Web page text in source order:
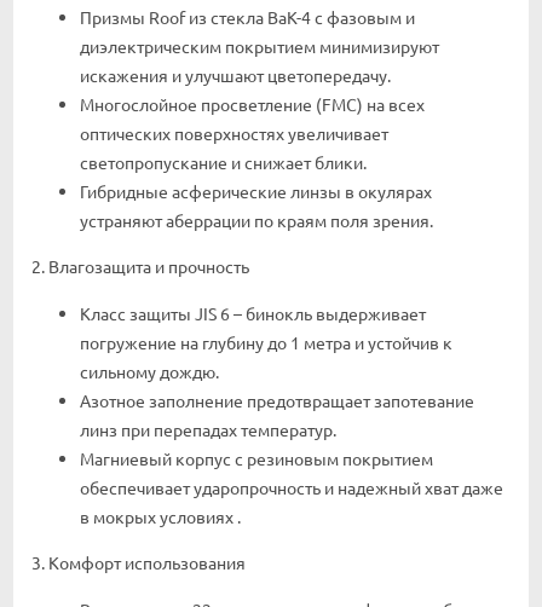
Призмы Roof из стекла BaK-4 с фазовым и
диэлектрическим покрытием минимизируют
искажения и улучшают цветопередачу.
Многослойное просветление (FMC) на всех
оптических поверхностях увеличивает
светопропускание и снижает блики.
Гибридные асферические линзы в окулярах
устраняют аберрации по краям поля зрения.
2. Влагозащита и прочность
Класс защиты JIS 6 – бинокль выдерживает
погружение на глубину до 1 метра и устойчив к
сильному дождю.
Азотное заполнение предотвращает запотевание
линз при перепадах температур.
Магниевый корпус с резиновым покрытием
обеспечивает ударопрочность и надежный хват даже
в мокрых условиях .
3. Комфорт использования